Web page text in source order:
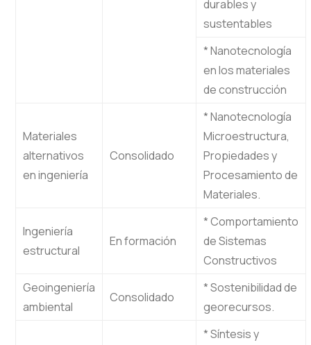
durables y
sustentables
* Nanotecnología
en los materiales
de construcción
Materiales
alternativos
en ingeniería
Consolidado
* Nanotecnología
Microestructura,
Propiedades y
Procesamiento de
Materiales.
Ingeniería
estructural
En formación
* Comportamiento
de Sistemas
Constructivos
Geoingeniería
ambiental
Consolidado
* Sostenibilidad de
georecursos.
* Síntesis y